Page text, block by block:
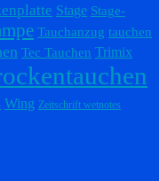
Stage Stage-
Tauchanzug tauchen
Tec Tauchen Trimix
Wing Zeitschrift wetnotes